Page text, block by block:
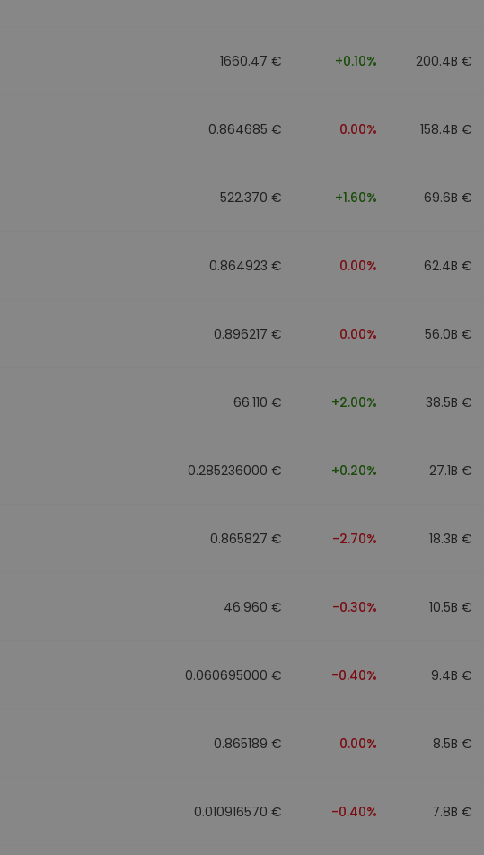
1660.47 € +0.10% 200.4B €
0.864685 € 0.00% 158.4B €
522.370 € +1.60% 69.6B €
0.864923 € 0.00% 62.4B €
0.896217 € 0.00% 56.0B €
66.110 € +2.00% 38.5B €
0.285236000 € +0.20% 27.1B €
0.865827 € -2.70% 18.3B €
46.960 € -0.30% 10.5B €
0.060695000 € -0.40% 9.4B €
0.865189 € 0.00% 8.5B €
0.010916570 € -0.40% 7.8B €